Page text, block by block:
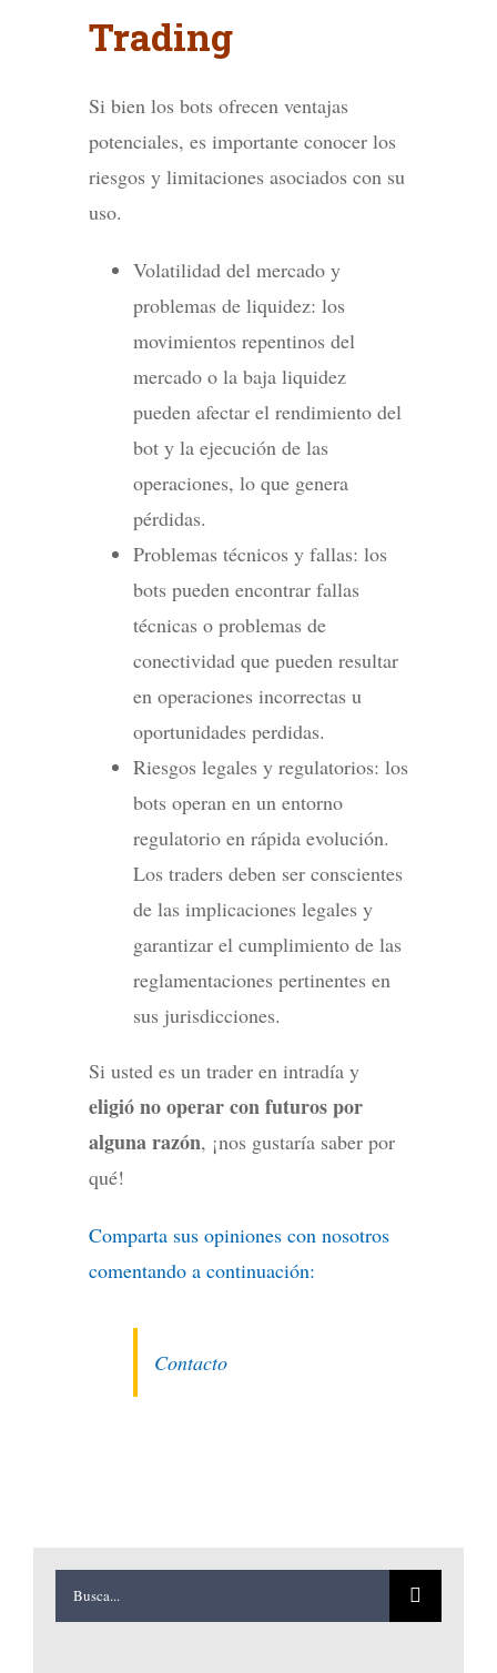
Trading
Si bien los bots ofrecen ventajas
potenciales, es importante conocer los
riesgos y limitaciones asociados con su
uso.
Volatilidad del mercado y
problemas de liquidez: los
movimientos repentinos del
mercado o la baja liquidez
pueden afectar el rendimiento del
bot y la ejecución de las
operaciones, lo que genera
pérdidas.
Problemas técnicos y fallas: los
bots pueden encontrar fallas
técnicas o problemas de
conectividad que pueden resultar
en operaciones incorrectas u
oportunidades perdidas.
Riesgos legales y regulatorios: los
bots operan en un entorno
regulatorio en rápida evolución.
Los traders deben ser conscientes
de las implicaciones legales y
garantizar el cumplimiento de las
reglamentaciones pertinentes en
sus jurisdicciones.
Si usted es un trader en intradía y
eligió no operar con futuros por
alguna razón, ¡nos gustaría saber por
qué!
Comparta sus opiniones con nosotros
comentando a continuación:
Contacto
Buscar: